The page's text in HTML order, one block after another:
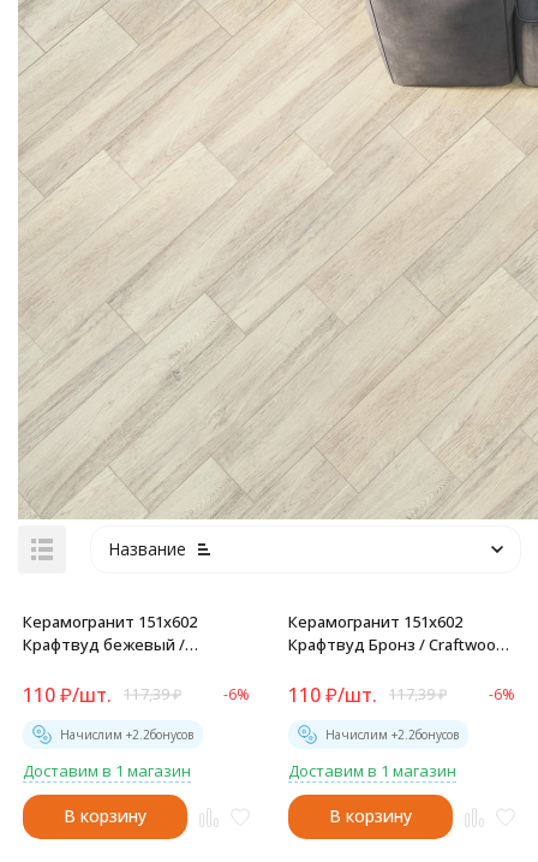
Название
Керамогранит 151x602
Крафтвуд бежевый /
GP1560CRW11
110₽/шт. 117,39₽ -6%
Начислим +2.2бонусов
Доставим в 1 магазин
В корзину
Керамогранит 151x602
Крафтвуд Бронз / Craftwood
110₽/шт. 117,39₽ -6%
Начислим +2.2бонусов
Доставим в 1 магазин
В корзину